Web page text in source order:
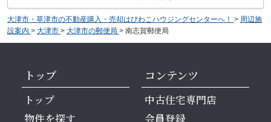
大津市・草津市の不動産購入・売却はびわこハウジングセンターへ！ > 周辺施
設案内 > 大津市 > 大津市の郵便局 > 南志賀郵便局
トップ
トップ
物件を探す
コンテンツ
中古住宅専門店
会員登録